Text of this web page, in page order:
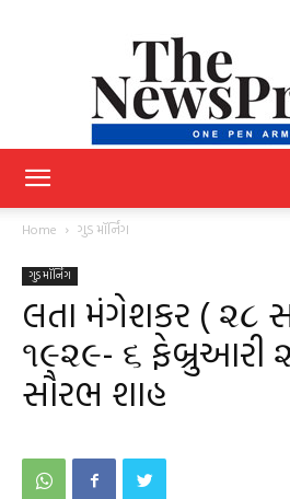
Home ગુડ મૉર્નિંગ
ગુડ મૉર્નિંગ
લતા મંગેશકર ( ૨૮
૧૯૨૯- ૬ ફેબ્રુઆરી
સૌરભ શાહ